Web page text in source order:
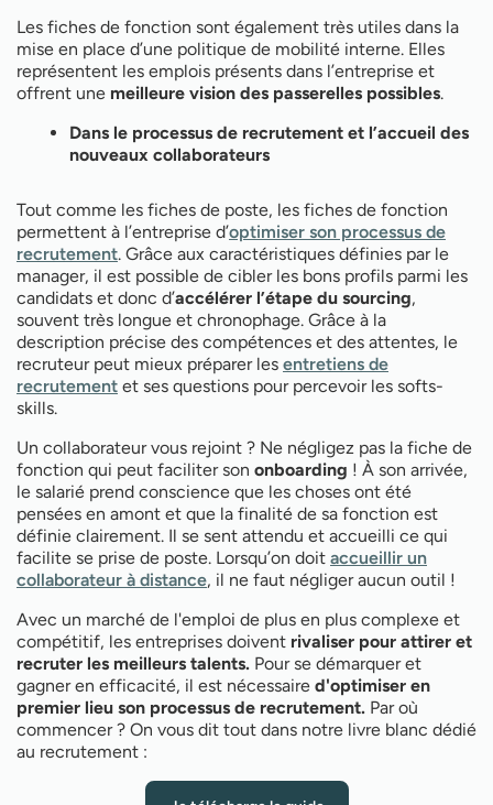
Les fiches de fonction sont également très utiles dans la
mise en place d’une politique de mobilité interne. Elles
représentent les emplois présents dans l’entreprise et
offrent une meilleure vision des passerelles possibles.
Dans le processus de recrutement et l’accueil des
nouveaux collaborateurs
Tout comme les fiches de poste, les fiches de fonction
permettent à l’entreprise d’optimiser son processus de
recrutement. Grâce aux caractéristiques définies par le
manager, il est possible de cibler les bons profils parmi les
candidats et donc d’accélérer l’étape du sourcing,
souvent très longue et chronophage. Grâce à la
description précise des compétences et des attentes, le
recruteur peut mieux préparer les entretiens de
recrutement et ses questions pour percevoir les softs-
skills.
Un collaborateur vous rejoint ? Ne négligez pas la fiche de
fonction qui peut faciliter son onboarding ! À son arrivée,
le salarié prend conscience que les choses ont été
pensées en amont et que la finalité de sa fonction est
définie clairement. Il se sent attendu et accueilli ce qui
facilite se prise de poste. Lorsqu’on doit accueillir un
collaborateur à distance, il ne faut négliger aucun outil !
Avec un marché de l'emploi de plus en plus complexe et
compétitif, les entreprises doivent rivaliser pour attirer et
recruter les meilleurs talents. Pour se démarquer et
gagner en efficacité, il est nécessaire d'optimiser en
premier lieu son processus de recrutement. Par où
commencer ? On vous dit tout dans notre livre blanc dédié
au recrutement :